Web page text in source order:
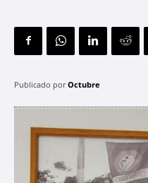
Publicado por Octubre